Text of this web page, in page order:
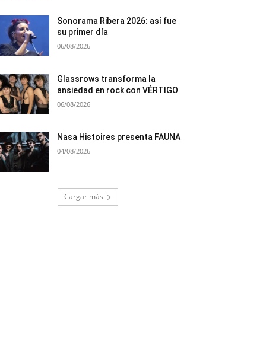
Sonorama Ribera 2026: así fue
su primer día
06/08/2026
Glassrows transforma la
ansiedad en rock con VÉRTIGO
06/08/2026
Nasa Histoires presenta FAUNA
04/08/2026
Cargar más